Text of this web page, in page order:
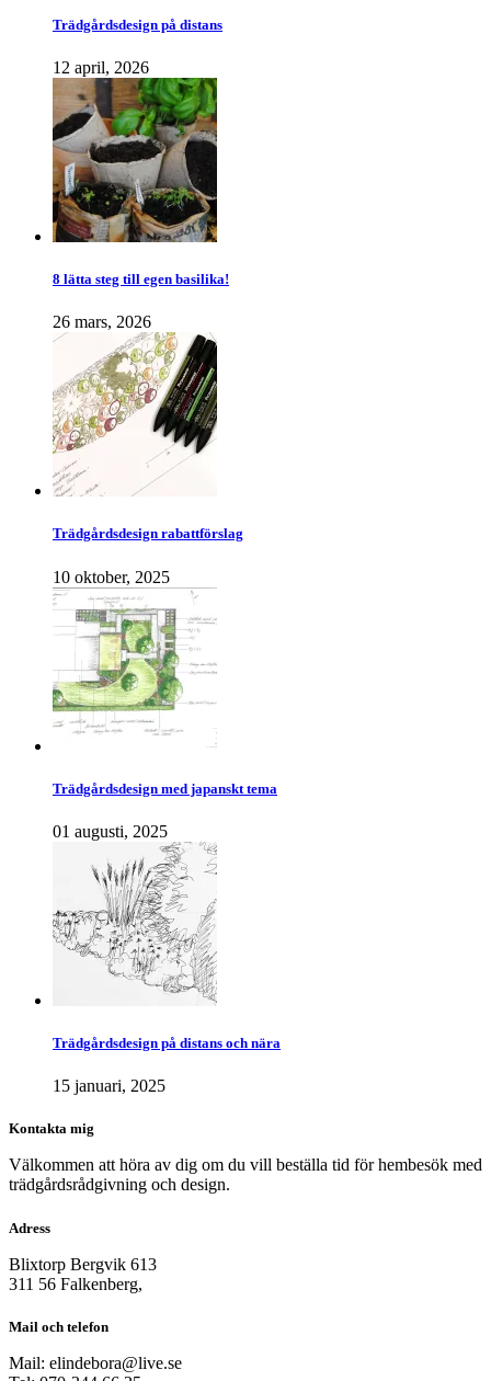
Trädgårdsdesign på distans
12 april, 2026
8 lätta steg till egen basilika!
26 mars, 2026
Trädgårdsdesign rabattförslag
10 oktober, 2025
Trädgårdsdesign med japanskt tema
01 augusti, 2025
Trädgårdsdesign på distans och nära
15 januari, 2025
Kontakta mig
Välkommen att höra av dig om du vill beställa tid för hembesök med
trädgårdsrådgivning och design.
Adress
Blixtorp Bergvik 613
311 56 Falkenberg,
Mail och telefon
Mail: elindebora@live.se